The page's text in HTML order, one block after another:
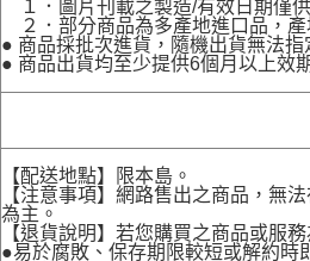
１．圖片刊載之製造/有效日期僅供
２．部分商品為多產地進口品，產
● 商品採批次進貨，隨機出貨無法
● 商品出貨均至少提供6個月以上效
【配送地點】限本島。
【注意事項】網路售出之商品，無
為主。
【退貨說明】若您購買之商品或服
●易於腐敗、保存期限較短或解約時